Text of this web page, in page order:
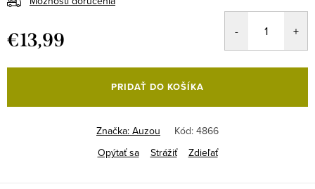
€13,99
cena:
PRIDAŤ DO KOŠÍKA
Značka: Auzou Kód: 4866
Opýtať sa
Strážiť Zdieľať